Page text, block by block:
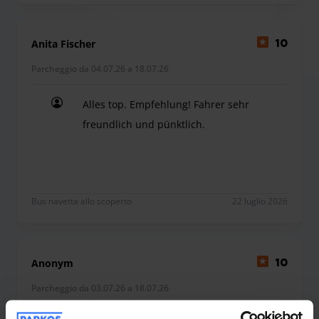
Anita Fischer 10
Parcheggio da 04.07.26 a 18.07.26
Alles top. Empfehlung! Fahrer sehr
freundlich und pünktlich.
Bus navetta allo scoperto 22 luglio 2026
Anonym 10
Parcheggio da 03.07.26 a 18.07.26